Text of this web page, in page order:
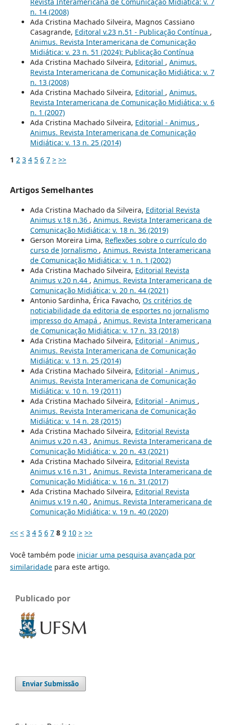
n. 14 (2008)
Ada Cristina Machado Silveira, Magnos Cassiano
Casagrande, Editoral v.23 n.51 - Publicação Contínua ,
Animus. Revista Interamericana de Comunicação
Midiática: v. 23 n. 51 (2024): Publicação Contínua
Ada Cristina Machado Silveira, Editorial , Animus.
Revista Interamericana de Comunicação Midiática: v. 7
n. 13 (2008)
Ada Cristina Machado Silveira, Editorial , Animus.
Revista Interamericana de Comunicação Midiática: v. 6
n. 1 (2007)
Ada Cristina Machado Silveira, Editorial - Animus ,
Animus. Revista Interamericana de Comunicação
Midiática: v. 13 n. 25 (2014)
1 2 3 4 5 6 7 > >>
Artigos Semelhantes
Ada Cristina Machado da Silveira, Editorial Revista
Animus v.18 n.36 , Animus. Revista Interamericana de
Comunicação Midiática: v. 18 n. 36 (2019)
Gerson Moreira Lima, Reflexões sobre o currículo do
curso de Jornalismo , Animus. Revista Interamericana
de Comunicação Midiática: v. 1 n. 1 (2002)
Ada Cristina Machado Silveira, Editorial Revista
Animus v.20 n.44 , Animus. Revista Interamericana de
Comunicação Midiática: v. 20 n. 44 (2021)
Antonio Sardinha, Érica Favacho, Os critérios de
noticiabilidade da editoria de esportes no jornalismo
impresso do Amapá , Animus. Revista Interamericana
de Comunicação Midiática: v. 17 n. 33 (2018)
Ada Cristina Machado Silveira, Editorial - Animus ,
Animus. Revista Interamericana de Comunicação
Midiática: v. 13 n. 25 (2014)
Ada Cristina Machado Silveira, Editorial - Animus ,
Animus. Revista Interamericana de Comunicação
Midiática: v. 10 n. 19 (2011)
Ada Cristina Machado Silveira, Editorial - Animus ,
Animus. Revista Interamericana de Comunicação
Midiática: v. 14 n. 28 (2015)
Ada Cristina Machado Silveira, Editorial Revista
Animus v.20 n.43 , Animus. Revista Interamericana de
Comunicação Midiática: v. 20 n. 43 (2021)
Ada Cristina Machado Silveira, Editorial Revista
Animus v.16 n.31 , Animus. Revista Interamericana de
Comunicação Midiática: v. 16 n. 31 (2017)
Ada Cristina Machado Silveira, Editorial Revista
Animus v.19 n.40 , Animus. Revista Interamericana de
Comunicação Midiática: v. 19 n. 40 (2020)
<< < 3 4 5 6 7 8 9 10 > >>
Você também pode iniciar uma pesquisa avançada por
similaridadepara este artigo.
Publicado por
Enviar Submissão